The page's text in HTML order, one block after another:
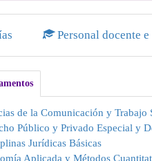
Personal docente
de la Comunicación y Trabajo
Público y Privado Especial y
Jurídicas Básicas
Aplicada y Métodos